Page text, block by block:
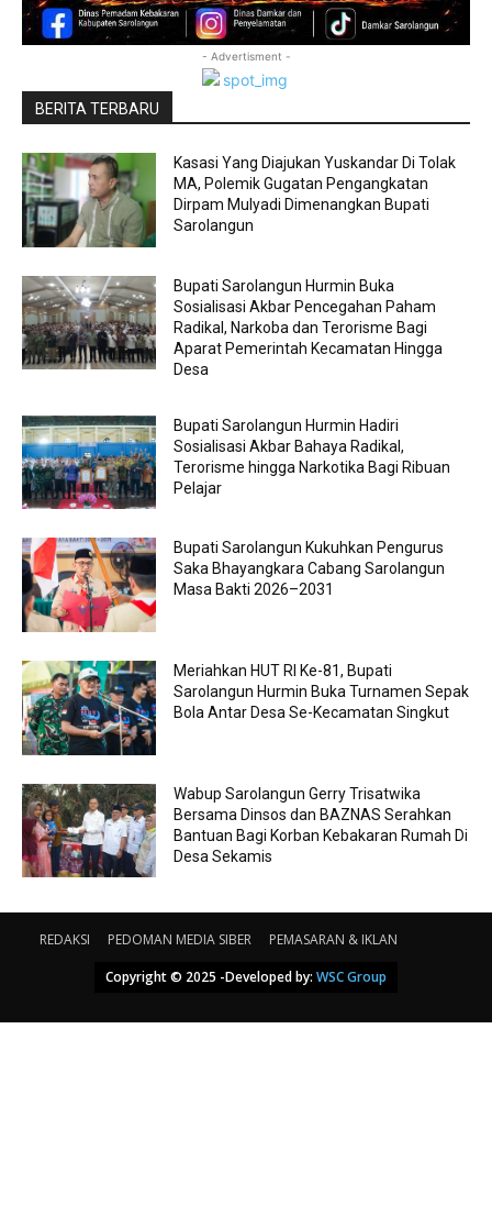
- Advertisment -
BERITA TERBARU
Kasasi Yang Diajukan Yuskandar Di Tolak
MA, Polemik Gugatan Pengangkatan
Dirpam Mulyadi Dimenangkan Bupati
Sarolangun
Bupati Sarolangun Hurmin Buka
Sosialisasi Akbar Pencegahan Paham
Radikal, Narkoba dan Terorisme Bagi
Aparat Pemerintah Kecamatan Hingga
Desa
Bupati Sarolangun Hurmin Hadiri
Sosialisasi Akbar Bahaya Radikal,
Terorisme hingga Narkotika Bagi Ribuan
Pelajar
Bupati Sarolangun Kukuhkan Pengurus
Saka Bhayangkara Cabang Sarolangun
Masa Bakti 2026–2031
Meriahkan HUT RI Ke-81, Bupati
Sarolangun Hurmin Buka Turnamen Sepak
Bola Antar Desa Se-Kecamatan Singkut
Wabup Sarolangun Gerry Trisatwika
Bersama Dinsos dan BAZNAS Serahkan
Bantuan Bagi Korban Kebakaran Rumah Di
Desa Sekamis
REDAKSI PEDOMAN MEDIA SIBER
PEMASARAN & IKLAN
Copyright © 2025 -Developed by: WSC Group